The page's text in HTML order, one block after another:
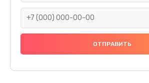
Замена праймера
1000 руб.